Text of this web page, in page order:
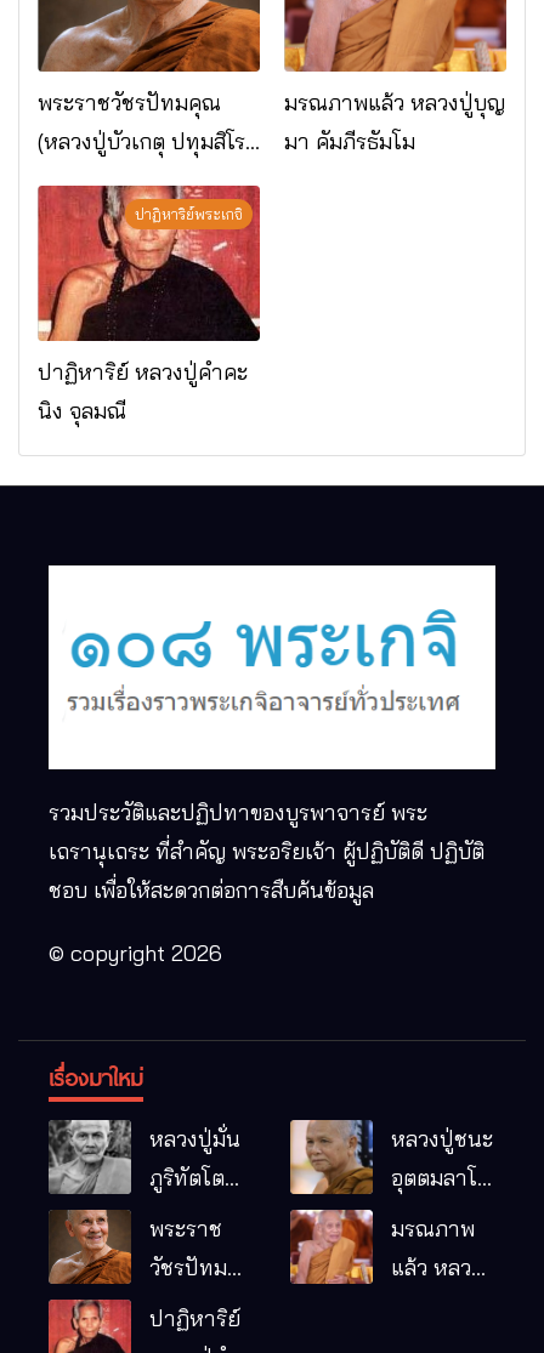
พระราชวัชรปัทมคุณ
(หลวงปู่บัวเกตุ ปทุมสิโร)
มรณภาพแล้ว วัดป่า
ดาราภิรมย์ อ.แม่ริม
จ.เชียงใหม่
มรณภาพแล้ว หลวงปู่บุญ
มา คัมภีรธัมโม
ปาฏิหาริย์พระเกจิ
ปาฏิหาริย์ หลวงปู่คำคะ
นิง จุลมณี
รวมประวัติและปฏิปทาของบูรพาจารย์ พระ
เถรานุเถระ ที่สำคัญ พระอริยเจ้า ผู้ปฏิบัติดี ปฏิบัติ
ชอบ เพื่อให้สะดวกต่อการสืบค้นข้อมูล
© copyright 2026
เรื่องมาใหม่
หลวงปู่มั่น
ภูริทัตโต
ผู้เป็นบิดา
รมฐาน
หลวงปู่ชนะ
อุตตมลาโภ
หมากอื๋อ
พระราช
วัชรปัทม
คุณ (หลวง
ปู่บัวเกตุ
มรณภาพ
แล้ว หลวง
ปาฏิหาริย์